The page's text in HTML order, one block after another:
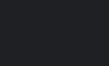
حامیان قربانیان خود قربانی
آنلاینی که کانادایی‌ها را